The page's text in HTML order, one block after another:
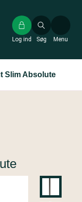
Søg
Log ind Menu
Slim Absolute